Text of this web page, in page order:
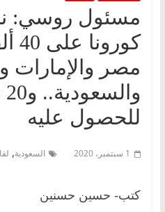
مسئول روسي:
مصر والإمارات
للحصول عليه
1 سبتمبر، 2020 السعودية,
كتب- حسين حسنين